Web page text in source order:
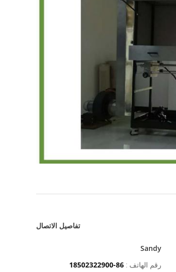
تفاصيل الاتصال
Sandy
رقم الهاتف : 86-18502322900